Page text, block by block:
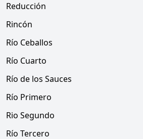
Reducción
Rincón
Río Ceballos
Río Cuarto
Río de los Sauces
Río Primero
Rio Segundo
Río Tercero